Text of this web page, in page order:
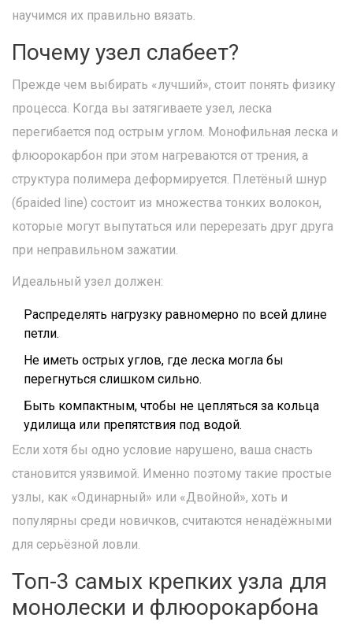
научимся их правильно вязать.
Почему узел слабеет?
Прежде чем выбирать «лучший», стоит понять физику
процесса. Когда вы затягиваете узел, леска
перегибается под острым углом. Монофильная леска и
флюорокарбон при этом нагреваются от трения, а
структура полимера деформируется. Плетёный шнур
(браided line) состоит из множества тонких волокон,
которые могут выпутаться или перерезать друг друга
при неправильном зажатии.
Идеальный узел должен:
Распределять нагрузку равномерно по всей длине
петли.
Не иметь острых углов, где леска могла бы
перегнуться слишком сильно.
Быть компактным, чтобы не цепляться за кольца
удилища или препятствия под водой.
Если хотя бы одно условие нарушено, ваша снасть
становится уязвимой. Именно поэтому такие простые
узлы, как «Одинарный» или «Двойной», хоть и
популярны среди новичков, считаются ненадёжными
для серьёзной ловли.
Топ-3 самых крепких узла для
монолески и флюорокарбона